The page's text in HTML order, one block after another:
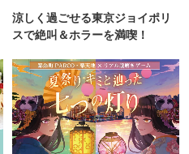
涼しく過ごせる東京ジョイポリ
スで絶叫＆ホラーを満喫！